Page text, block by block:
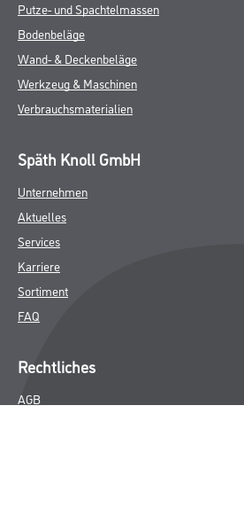
Putze- und Spachtelmassen
Bodenbeläge
Wand- & Deckenbeläge
Werkzeug & Maschinen
Verbrauchsmaterialien
Späth Knoll GmbH
Unternehmen
Aktuelles
Services
Karriere
Sortiment
FAQ
Rechtliches
AGB